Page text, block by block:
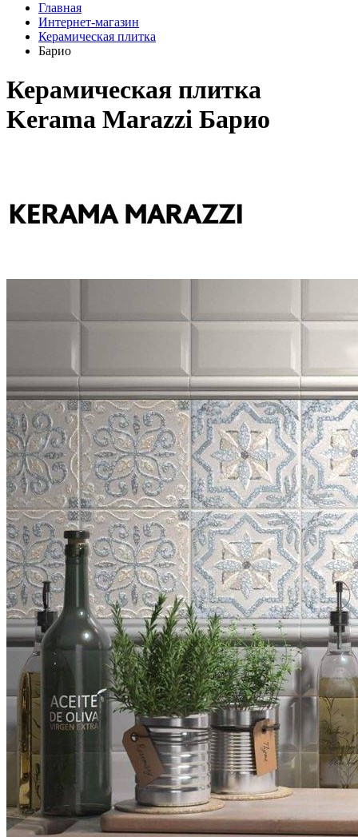
Главная
Интернет-магазин
Керамическая плитка
Барио
Керамическая плитка
Kerama Marazzi Барио